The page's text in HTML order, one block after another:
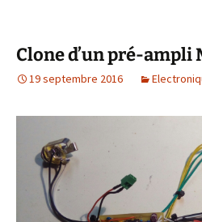
Clone d’un pré-ampli
19 septembre 2016